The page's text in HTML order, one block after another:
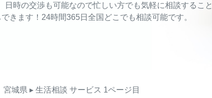
日時の交渉も可能なので忙しい方でも気軽に相談すること
きます！24時間365日全国どこでも相談可能です。
宮城県 ▸ 生活相談 サービス 1ページ目